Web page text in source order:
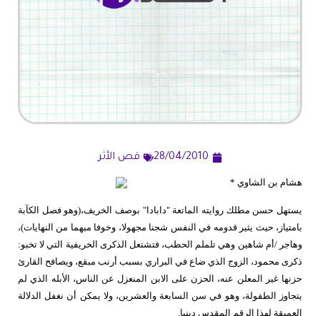
28/04/2010 قص الأثر
هشام بن الشاوي *
يستهل حسن مطلك روايته الماتعة "دابادا" بوصف الخريف،(وهو فصل الكآبة
بامتياز، حيث يثير قدومه في النفس شجنا مجهولا، وخوفا مبهما من النهايات)،
وهاجر /أم شاهين وهي تلملم الحطب، فتشتعل الذكرى الخريفية التي لا تخبو:
ذكرى محمود، الزوج الذي ضاع في البراري بسبب أرنب مبقع، ويصافح القارئ
حزنها غير المعلن عنه، الحزن على الابن المنعزل عن الناس، الأبله الذي لم
يتجاوز الطفولة، وهو في سن السابعة والعشرين، ولا يمكن أن نغفل الدلالة
العميقة لهذا الرقم المقدس دينيا.